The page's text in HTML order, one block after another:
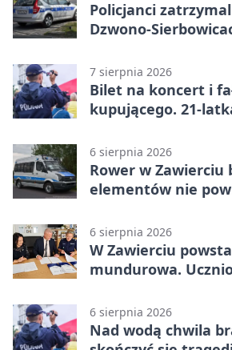
Policjanci
Dzwono-
7 sierpnia 2026
Bilet na koncert i
kupującego. 21-
6 sierpnia 2026
Rower w Zawierciu
elementów nie
6 sierpnia 2026
W Zawierciu
mundurowa.
6 sierpnia 2026
Nad wodą chwila